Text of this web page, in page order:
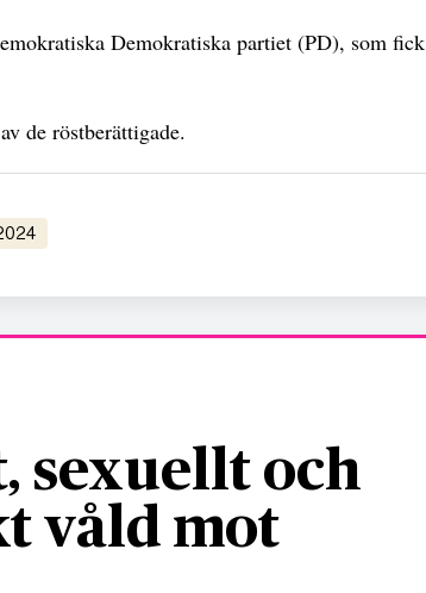
Demokratiska partiet (PD), som fick
de röstberättigade.
sexuellt och
våld mot